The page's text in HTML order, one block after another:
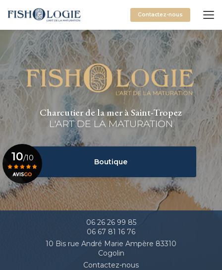
au
principal
Contactez-nous
Charcutier de la mer à Saint-Tropez
L'ART DE LA MATURATION
Boutique
06 26 26 99 85
06 67 81 16 76
10 Bis rue André Marie Ampère 83310
Cogolin
Contactez-nous
10/10
Voir le certificat